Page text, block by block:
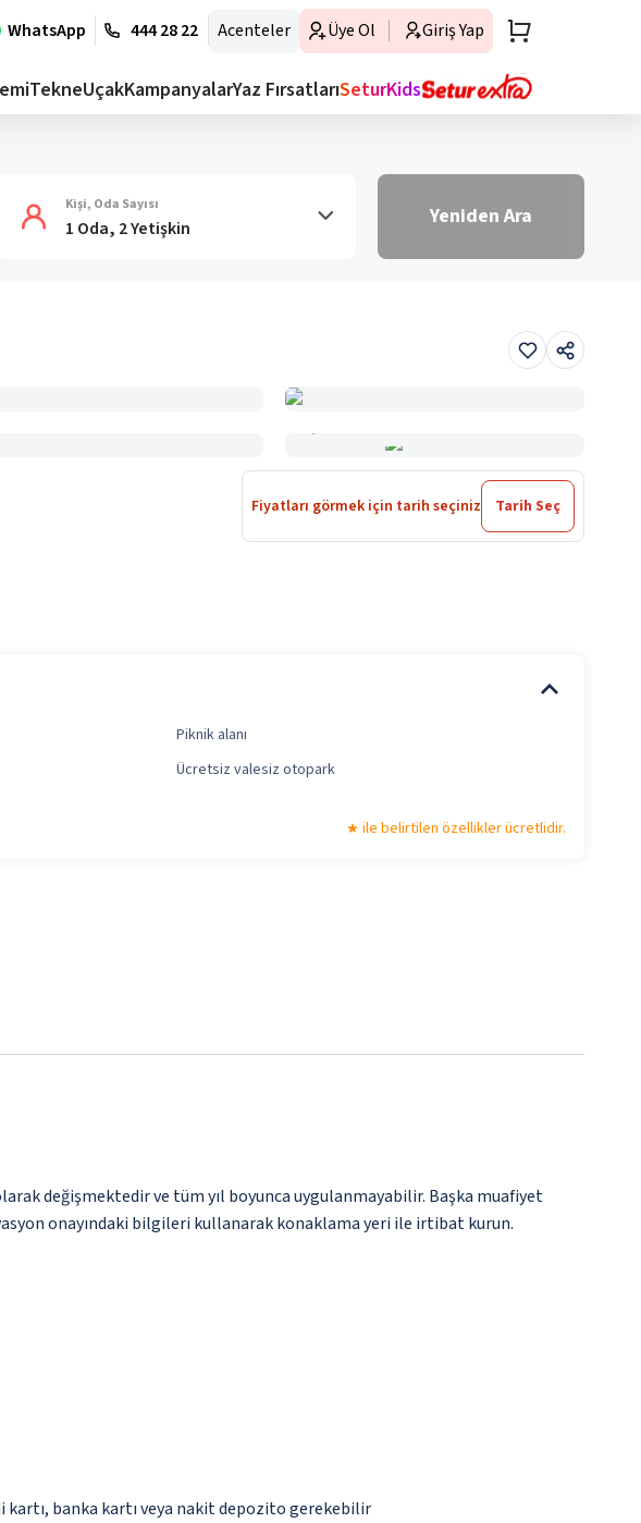
WhatsApp 444 28 22 Acenteler Üye Ol Giriş Yap
TekneUçakKampanyalarYaz FırsatlarıSeturKids
Kişi, Oda Sayısı
1 Oda, 2 Yetişkin Yeniden Ara
Fiyatları görmek için tarih seçiniz Tarih Seç
Piknik alanı
Ücretsiz valesiz otopark
ile belirtilen özellikler ücretlidir.
değişmektedir ve tüm yıl boyunca uygulanmayabilir. Başka muafiyet
onayındaki bilgileri kullanarak konaklama yeri ile irtibat kurun.
banka kartı veya nakit depozito gerekebilir